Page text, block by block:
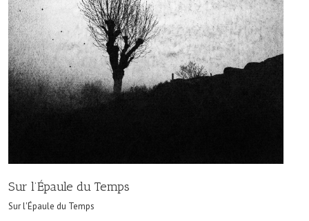
Sur l’Épaule du Temps
Sur l'Épaule du Temps